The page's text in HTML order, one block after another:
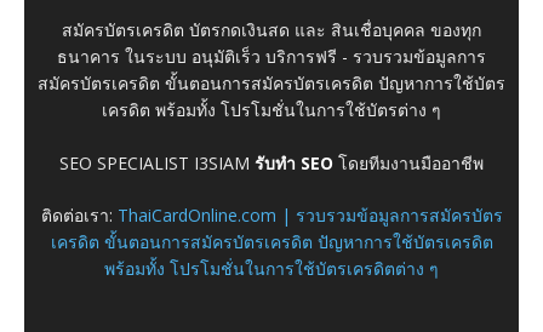
สมัครบัตรเครดิต บัตรกดเงินสด และ สินเชื่อบุคคล ของทุก
ธนาคาร ในระบบ อนุมัติเร็ว บริการฟรี - รวบรวมข้อมูลการ
สมัครบัตรเครดิต ขั้นตอนการสมัครบัตรเครดิต ปัญหาการใช้บัตร
เครดิต พร้อมทั้ง โปรโมชั่นในการใช้บัตรต่าง ๆ
SEO SPECIALIST I3SIAM รับทำ SEO โดยทีมงานมืออาชีพ
ติดต่อเรา: ThaiCardOnline.com | รวบรวมข้อมูลการสมัครบัตร
เครดิต ขั้นตอนการสมัครบัตรเครดิต ปัญหาการใช้บัตรเครดิต
พร้อมทั้ง โปรโมชั่นในการใช้บัตรเครดิตต่าง ๆ